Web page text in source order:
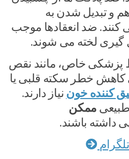
و تبدیل شدن به
کنند. ضد انعقادها موجب
لخته می شوند.
پزشکی خاص، مانند نقص
کاهش خطر سکته قلبی یا
کننده خون نیاز دارند.
ممکن
داشته باشند.